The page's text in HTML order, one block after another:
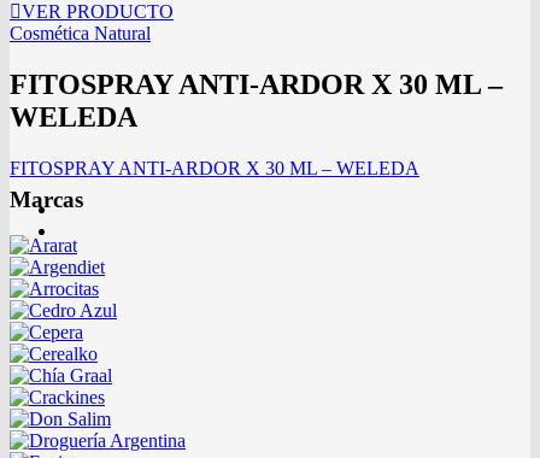
VER PRODUCTO
Cosmética Natural
FITOSPRAY ANTI-ARDOR X 30 ML –
WELEDA
FITOSPRAY ANTI-ARDOR X 30 ML – WELEDA
Marcas